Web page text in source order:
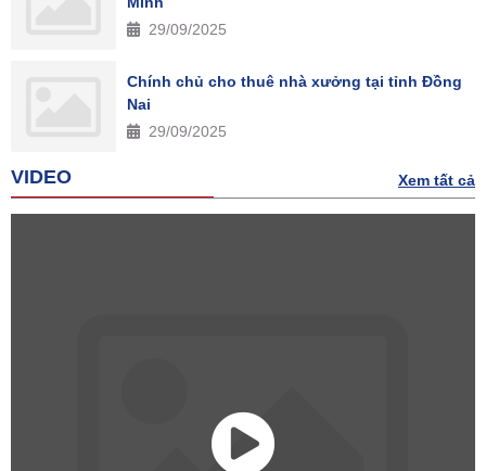
29/09/2025
Chính chủ cho thuê nhà xưởng tại tỉnh Đồng
Nai
29/09/2025
VIDEO Xem tất cả